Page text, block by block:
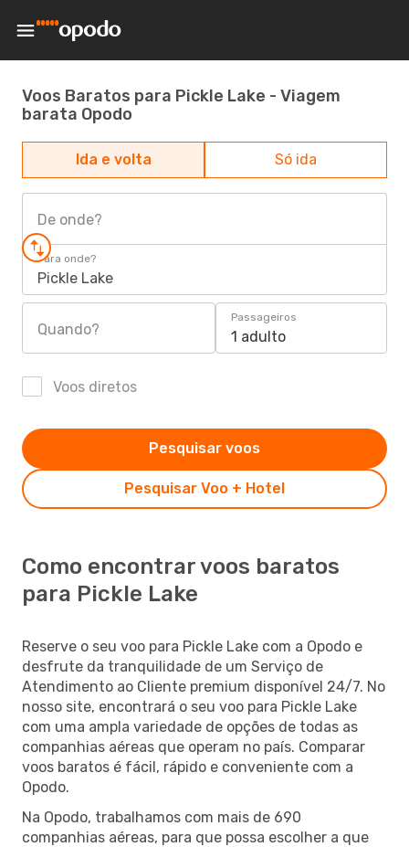
Voos Baratos para Pickle Lake - Viagem
barata Opodo
Ida e volta Só ida
De onde?
Para onde?
Pickle Lake
Quando?
Passageiros
1 adulto
Voos diretos
Pesquisar Voo + Hotel
Pesquisar voos
Como encontrar voos baratos
para Pickle Lake
Reserve o seu voo para Pickle Lake com a Opodo e
desfrute da tranquilidade de um Serviço de
Atendimento ao Cliente premium disponível 24/7. No
nosso site, encontrará o seu voo para Pickle Lake
com uma ampla variedade de opções de todas as
companhias aéreas que operam no país. Comparar
voos baratos é fácil, rápido e conveniente com a
Opodo.
Na Opodo, trabalhamos com mais de 690
companhias aéreas, para que possa escolher a que